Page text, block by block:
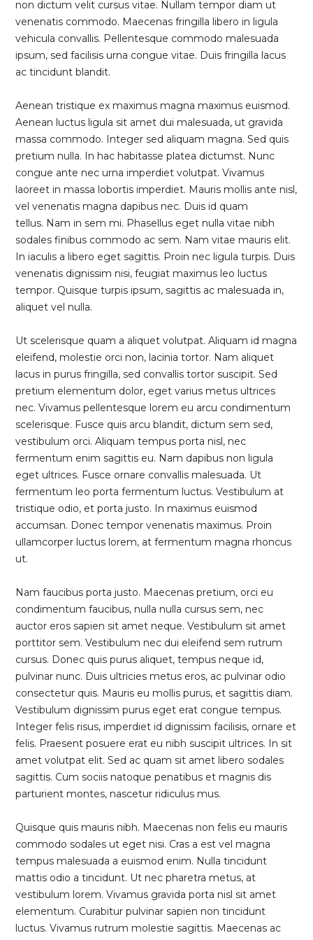
non dictum velit cursus vitae. Nullam tempor diam ut
venenatis commodo. Maecenas fringilla libero in ligula
vehicula convallis. Pellentesque commodo malesuada
ipsum, sed facilisis urna congue vitae. Duis fringilla lacus
ac tincidunt blandit.
Aenean tristique ex maximus magna maximus euismod.
Aenean luctus ligula sit amet dui malesuada, ut gravida
massa commodo. Integer sed aliquam magna. Sed quis
pretium nulla. In hac habitasse platea dictumst. Nunc
congue ante nec urna imperdiet volutpat. Vivamus
laoreet in massa lobortis imperdiet. Mauris mollis ante nisl,
vel venenatis magna dapibus nec. Duis id quam
tellus. Nam in sem mi. Phasellus eget nulla vitae nibh
sodales finibus commodo ac sem. Nam vitae mauris elit.
In iaculis a libero eget sagittis. Proin nec ligula turpis. Duis
venenatis dignissim nisi, feugiat maximus leo luctus
tempor. Quisque turpis ipsum, sagittis ac malesuada in,
aliquet vel nulla.
Ut scelerisque quam a aliquet volutpat. Aliquam id magna
eleifend, molestie orci non, lacinia tortor. Nam aliquet
lacus in purus fringilla, sed convallis tortor suscipit. Sed
pretium elementum dolor, eget varius metus ultrices
nec. Vivamus pellentesque lorem eu arcu condimentum
scelerisque. Fusce quis arcu blandit, dictum sem sed,
vestibulum orci. Aliquam tempus porta nisl, nec
fermentum enim sagittis eu. Nam dapibus non ligula
eget ultrices. Fusce ornare convallis malesuada. Ut
fermentum leo porta fermentum luctus. Vestibulum at
tristique odio, et porta justo. In maximus euismod
accumsan. Donec tempor venenatis maximus. Proin
ullamcorper luctus lorem, at fermentum magna rhoncus
ut.
Nam faucibus porta justo. Maecenas pretium, orci eu
condimentum faucibus, nulla nulla cursus sem, nec
auctor eros sapien sit amet neque. Vestibulum sit amet
porttitor sem. Vestibulum nec dui eleifend sem rutrum
cursus. Donec quis purus aliquet, tempus neque id,
pulvinar nunc. Duis ultricies metus eros, ac pulvinar odio
consectetur quis. Mauris eu mollis purus, et sagittis diam.
Vestibulum dignissim purus eget erat congue tempus.
Integer felis risus, imperdiet id dignissim facilisis, ornare et
felis. Praesent posuere erat eu nibh suscipit ultrices. In sit
amet volutpat elit. Sed ac quam sit amet libero sodales
sagittis. Cum sociis natoque penatibus et magnis dis
parturient montes, nascetur ridiculus mus.
Quisque quis mauris nibh. Maecenas non felis eu mauris
commodo sodales ut eget nisi. Cras a est vel magna
tempus malesuada a euismod enim. Nulla tincidunt
mattis odio a tincidunt. Ut nec pharetra metus, at
vestibulum lorem. Vivamus gravida porta nisl sit amet
elementum. Curabitur pulvinar sapien non tincidunt
luctus. Vivamus rutrum molestie sagittis. Maecenas ac